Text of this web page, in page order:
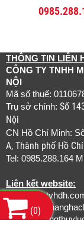
THÔNG TIN LIÊN
CÔNG TY TNHH
NỘI
Mã số thuế:
Trụ sở chính: Số
Nội
CN Hồ Chí Minh:
A, Thành phố Hồ
Tel: 0985.288.164
Liên kết website:
(0)